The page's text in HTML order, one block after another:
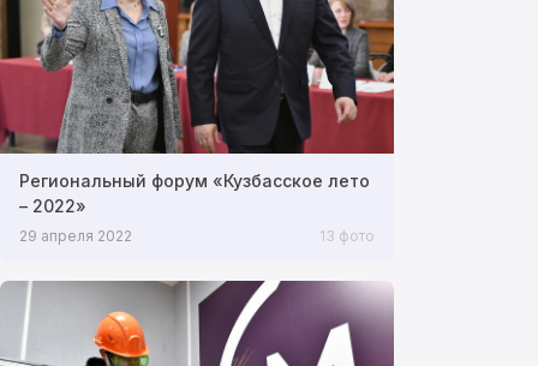
Региональный форум «Кузбасское лето
– 2022»
29 апреля 2022 13 фото